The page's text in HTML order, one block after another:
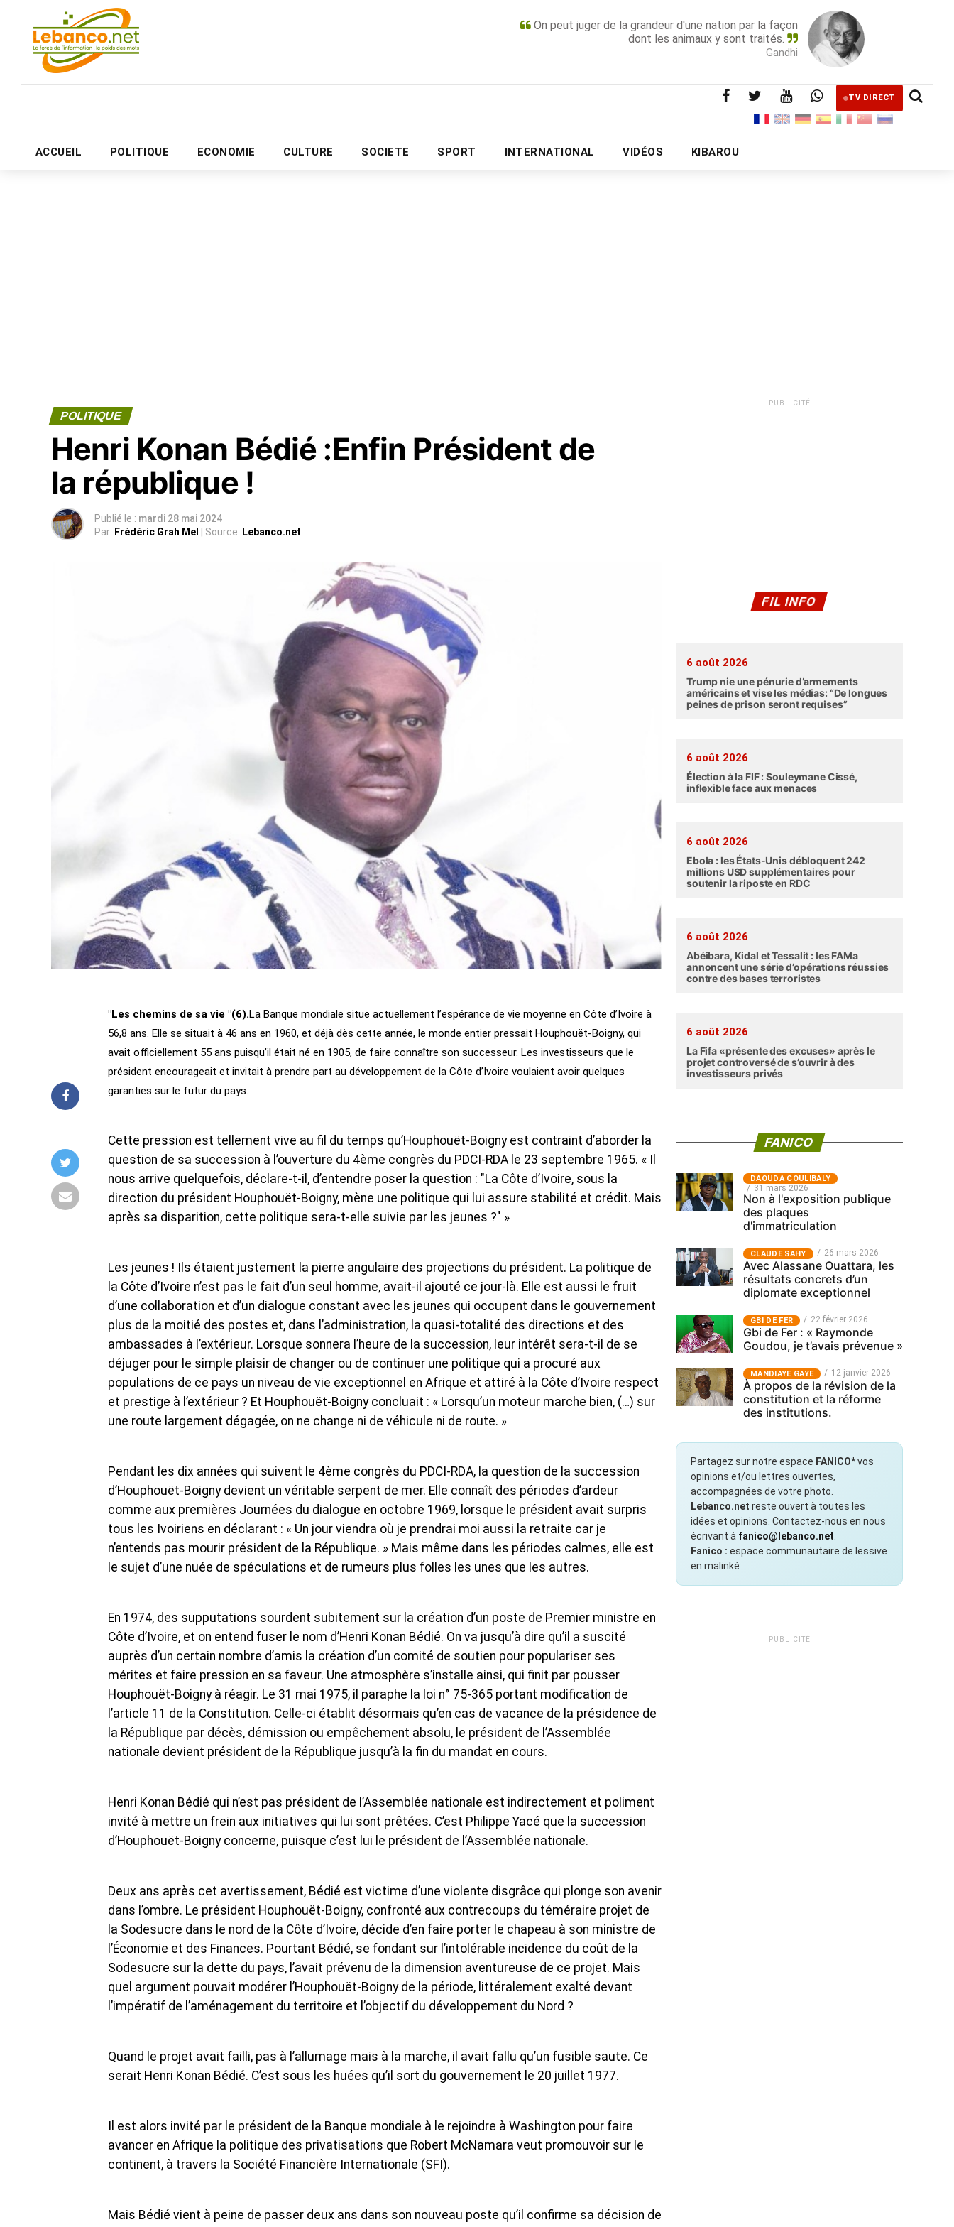
On peut juger de la grandeur d'une nation par la façon
dont les animaux y sont traités.
Gandhi
TV DIRECT
ACCUEIL POLITIQUE ECONOMIE CULTURE SOCIETE SPORT INTERNATIONAL VIDÉOS KIBAROU
PUBLICITÉ
POLITIQUE
Henri Konan Bédié :Enfin Président de
la république !
Publié le : mardi 28 mai 2024
Par: Frédéric Grah Mel | Source: Lebanco.net
"Les chemins de sa vie "(6).La Banque mondiale situe actuellement l’espérance de vie moyenne en Côte d’Ivoire à
56,8 ans. Elle se situait à 46 ans en 1960, et déjà dès cette année, le monde entier pressait Houphouët-Boigny, qui
avait officiellement 55 ans puisqu’il était né en 1905, de faire connaître son successeur. Les investisseurs que le
président encourageait et invitait à prendre part au développement de la Côte d’Ivoire voulaient avoir quelques
garanties sur le futur du pays.
Cette pression est tellement vive au fil du temps qu’Houphouët-Boigny est contraint d’aborder la
question de sa succession à l’ouverture du 4ème congrès du PDCI-RDA le 23 septembre 1965. « Il
nous arrive quelquefois, déclare-t-il, d’entendre poser la question : "La Côte d’Ivoire, sous la
direction du président Houphouët-Boigny, mène une politique qui lui assure stabilité et crédit. Mais
après sa disparition, cette politique sera-t-elle suivie par les jeunes ?″ »
Les jeunes ! Ils étaient justement la pierre angulaire des projections du président. La politique de
la Côte d’Ivoire n’est pas le fait d’un seul homme, avait-il ajouté ce jour-là. Elle est aussi le fruit
d’une collaboration et d’un dialogue constant avec les jeunes qui occupent dans le gouvernement
plus de la moitié des postes et, dans l’administration, la quasi-totalité des directions et des
ambassades à l’extérieur. Lorsque sonnera l’heure de la succession, leur intérêt sera-t-il de se
déjuger pour le simple plaisir de changer ou de continuer une politique qui a procuré aux
populations de ce pays un niveau de vie exceptionnel en Afrique et attiré à la Côte d’Ivoire respect
et prestige à l’extérieur ? Et Houphouët-Boigny concluait : « Lorsqu’un moteur marche bien, (…) sur
une route largement dégagée, on ne change ni de véhicule ni de route. »
Pendant les dix années qui suivent le 4ème congrès du PDCI-RDA, la question de la succession
d’Houphouët-Boigny devient un véritable serpent de mer. Elle connaît des périodes d’ardeur
comme aux premières Journées du dialogue en octobre 1969, lorsque le président avait surpris
tous les Ivoiriens en déclarant : « Un jour viendra où je prendrai moi aussi la retraite car je
n’entends pas mourir président de la République. » Mais même dans les périodes calmes, elle est
le sujet d’une nuée de spéculations et de rumeurs plus folles les unes que les autres.
En 1974, des supputations sourdent subitement sur la création d’un poste de Premier ministre en
Côte d’Ivoire, et on entend fuser le nom d’Henri Konan Bédié. On va jusqu’à dire qu’il a suscité
auprès d’un certain nombre d’amis la création d’un comité de soutien pour populariser ses
mérites et faire pression en sa faveur. Une atmosphère s’installe ainsi, qui finit par pousser
Houphouët-Boigny à réagir. Le 31 mai 1975, il paraphe la loi n° 75-365 portant modification de
l’article 11 de la Constitution. Celle-ci établit désormais qu’en cas de vacance de la présidence de
la République par décès, démission ou empêchement absolu, le président de l’Assemblée
nationale devient président de la République jusqu’à la fin du mandat en cours.
Henri Konan Bédié qui n’est pas président de l’Assemblée nationale est indirectement et poliment
invité à mettre un frein aux initiatives qui lui sont prêtées. C’est Philippe Yacé que la succession
d’Houphouët-Boigny concerne, puisque c’est lui le président de l’Assemblée nationale.
Deux ans après cet avertissement, Bédié est victime d’une violente disgrâce qui plonge son avenir
dans l’ombre. Le président Houphouët-Boigny, confronté aux contrecoups du téméraire projet de
la Sodesucre dans le nord de la Côte d’Ivoire, décide d’en faire porter le chapeau à son ministre de
l’Économie et des Finances. Pourtant Bédié, se fondant sur l’intolérable incidence du coût de la
Sodesucre sur la dette du pays, l’avait prévenu de la dimension aventureuse de ce projet. Mais
quel argument pouvait modérer l’Houphouët-Boigny de la période, littéralement exalté devant
l’impératif de l’aménagement du territoire et l’objectif du développement du Nord ?
Quand le projet avait failli, pas à l’allumage mais à la marche, il avait fallu qu’un fusible saute. Ce
serait Henri Konan Bédié. C’est sous les huées qu’il sort du gouvernement le 20 juillet 1977.
Il est alors invité par le président de la Banque mondiale à le rejoindre à Washington pour faire
avancer en Afrique la politique des privatisations que Robert McNamara veut promouvoir sur le
continent, à travers la Société Financière Internationale (SFI).
Mais Bédié vient à peine de passer deux ans dans son nouveau poste qu’il confirme sa décision de
PUBLICITÉ
FIL INFO
6 août 2026
Trump nie une pénurie d’armements
américains et vise les médias: “De longues
peines de prison seront requises”
6 août 2026
Élection à la FIF : Souleymane Cissé,
inflexible face aux menaces
6 août 2026
Ebola : les États-Unis débloquent 242
millions USD supplémentaires pour
soutenir la riposte en RDC
6 août 2026
Abéibara, Kidal et Tessalit : les FAMa
annoncent une série d’opérations réussies
contre des bases terroristes
6 août 2026
La Fifa «présente des excuses» après le
projet controversé de s’ouvrir à des
investisseurs privés
FANICO
‎DAOUDA COULIBALY
31 mars 2026
Non à l'exposition publique
des plaques
d'immatriculation
CLAUDE SAHY 26 mars 2026
Avec Alassane Ouattara, les
résultats concrets d’un
diplomate exceptionnel
GBI DE FER 22 février 2026
Gbi de Fer : « Raymonde
Goudou, je t’avais prévenue »
MANDIAYE GAYE 12 janvier 2026
À propos de la révision de la
constitution et la réforme
des institutions.
Partagez sur notre espace FANICO*vos
opinions et/ou lettres ouvertes,
accompagnées de votre photo.
Lebanco.net reste ouvert à toutes les
idées et opinions. Contactez-nous en nous
écrivant à fanico@lebanco.net
Fanico : espace communautaire de lessive
en malinké
PUBLICITÉ